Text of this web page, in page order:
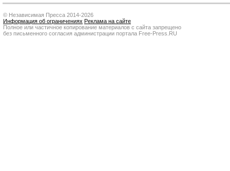
© Независимая Пресса 2014-2026
Информация об ограничениях Реклама на сайте
Полное или частичное копирование материалов с сайта запрещено
без письменного согласия администрации портала Free-Press.RU